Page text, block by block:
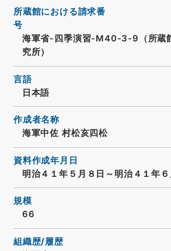
所蔵館における請求番
号
海軍省-四季演習-M40-3-9（所蔵
究所）
言語
日本語
作成者名称
海軍中佐 村松亥四松
資料作成年月日
明治４１年５月８日～明治４１年６
規模
66
組織歴/履歴